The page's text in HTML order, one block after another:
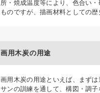
所・焼成温度等により、色合い
ものですが、描画材料としての
画用木炭の用途
画用木炭の用途といえば、まず
サンの訓練を通して、構図・調